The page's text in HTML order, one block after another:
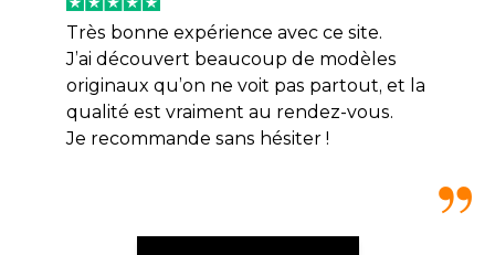
Très bonne expérience avec ce site.
J’ai découvert beaucoup de modèles
originaux qu’on ne voit pas partout, et la
qualité est vraiment au rendez-vous.
Je recommande sans hésiter !